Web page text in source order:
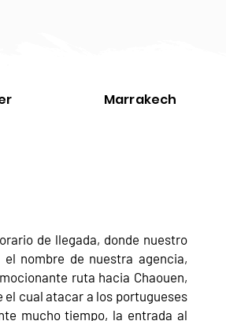
Marrakech
de llegada, donde nuestro
nombre de nuestra agencia,
ruta hacia Chaouen,
cual atacar a los portugueses
mucho tiempo, la entrada al